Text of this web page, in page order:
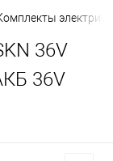
36V
36V